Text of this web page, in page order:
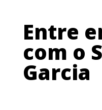
Entre
com o
Garcia